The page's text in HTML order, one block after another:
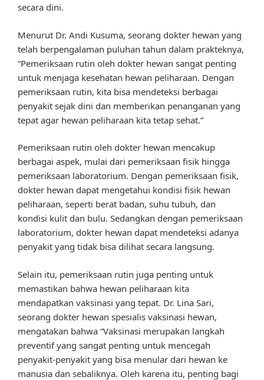
secara dini.
Menurut Dr. Andi Kusuma, seorang dokter hewan yang
telah berpengalaman puluhan tahun dalam prakteknya,
“Pemeriksaan rutin oleh dokter hewan sangat penting
untuk menjaga kesehatan hewan peliharaan. Dengan
pemeriksaan rutin, kita bisa mendeteksi berbagai
penyakit sejak dini dan memberikan penanganan yang
tepat agar hewan peliharaan kita tetap sehat.”
Pemeriksaan rutin oleh dokter hewan mencakup
berbagai aspek, mulai dari pemeriksaan fisik hingga
pemeriksaan laboratorium. Dengan pemeriksaan fisik,
dokter hewan dapat mengetahui kondisi fisik hewan
peliharaan, seperti berat badan, suhu tubuh, dan
kondisi kulit dan bulu. Sedangkan dengan pemeriksaan
laboratorium, dokter hewan dapat mendeteksi adanya
penyakit yang tidak bisa dilihat secara langsung.
Selain itu, pemeriksaan rutin juga penting untuk
memastikan bahwa hewan peliharaan kita
mendapatkan vaksinasi yang tepat. Dr. Lina Sari,
seorang dokter hewan spesialis vaksinasi hewan,
mengatakan bahwa “Vaksinasi merupakan langkah
preventif yang sangat penting untuk mencegah
penyakit-penyakit yang bisa menular dari hewan ke
manusia dan sebaliknya. Oleh karena itu, penting bagi